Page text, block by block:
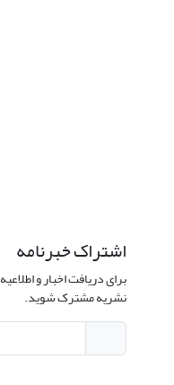
اشتراک خبرنامه
برای دریافت اخبار و
نشریه مشترک شوید.